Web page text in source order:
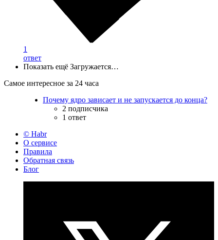
1
ответ
Показать ещё Загружается…
Самое интересное за 24 часа
Почему ядро зависает и не запускается до конца?
2 подписчика
1 ответ
© Habr
О сервисе
Правила
Обратная связь
Блог